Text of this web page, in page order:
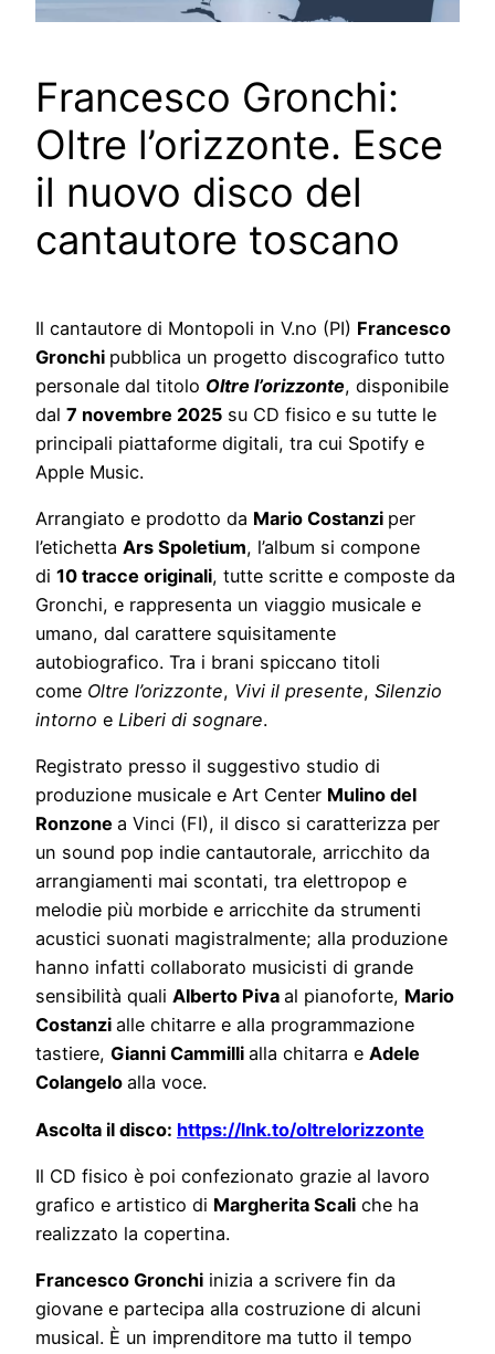
Francesco Gronchi:
Oltre l’orizzonte. Esce
il nuovo disco del
cantautore toscano
Il cantautore di Montopoli in V.no (PI) Francesco
Gronchi pubblica un progetto discografico tutto
personale dal titolo Oltre l’orizzonte, disponibile
dal 7 novembre 2025 su CD fisico e su tutte le
principali piattaforme digitali, tra cui Spotify e
Apple Music.
Arrangiato e prodotto da Mario Costanzi per
l’etichetta Ars Spoletium, l’album si compone
di 10 tracce originali, tutte scritte e composte da
Gronchi, e rappresenta un viaggio musicale e
umano, dal carattere squisitamente
autobiografico. Tra i brani spiccano titoli
come Oltre l’orizzonte, Vivi il presente, Silenzio
intorno e Liberi di sognare.
Registrato presso il suggestivo studio di
produzione musicale e Art Center Mulino del
Ronzone a Vinci (FI), il disco si caratterizza per
un sound pop indie cantautorale, arricchito da
arrangiamenti mai scontati, tra elettropop e
melodie più morbide e arricchite da strumenti
acustici suonati magistralmente; alla produzione
hanno infatti collaborato musicisti di grande
sensibilità quali Alberto Piva al pianoforte, Mario
Costanzi alle chitarre e alla programmazione
tastiere, Gianni Cammilli alla chitarra e Adele
Colangelo alla voce.
Ascolta il disco: https://lnk.to/oltrelorizzonte
Il CD fisico è poi confezionato grazie al lavoro
grafico e artistico di Margherita Scali che ha
realizzato la copertina.
Francesco Gronchi inizia a scrivere fin da
giovane e partecipa alla costruzione di alcuni
musical. È un imprenditore ma tutto il tempo